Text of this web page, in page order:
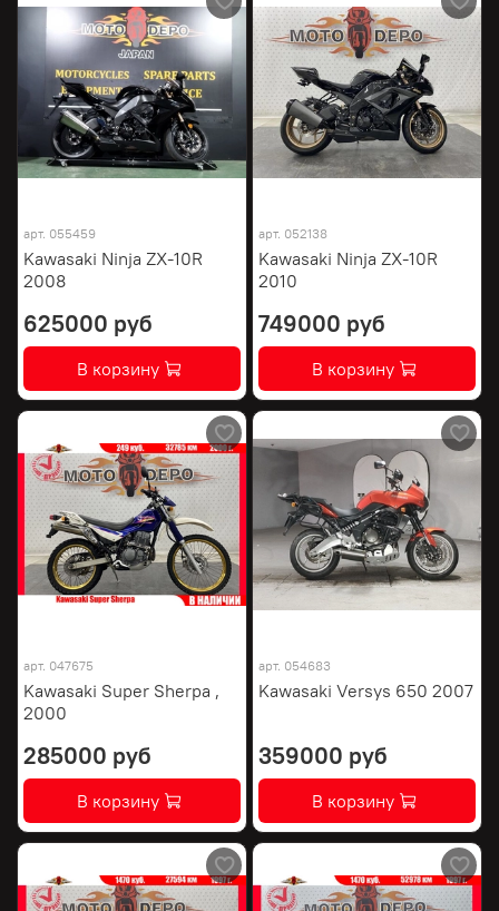
арт. 055459
Kawasaki Ninja ZX-10R
2008
625000 руб
В корзину
арт. 052138
Kawasaki Ninja ZX-10R
2010
749000 руб
В корзину
арт. 047675
Kawasaki Super Sherpa ,
2000
285000 руб
В корзину
арт. 054683
Kawasaki Versys 650 2007
359000 руб
В корзину